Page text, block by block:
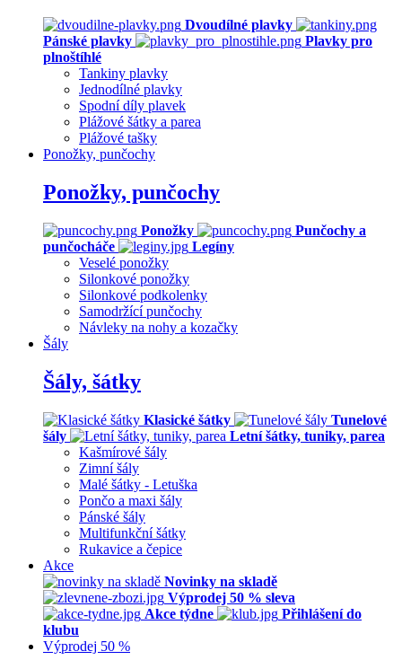
Dvoudílné plavky
Pánské plavky
Plavky pro
plnoštíhlé
Tankiny plavky
Jednodílné plavky
Spodní díly plavek
Plážové šátky a parea
Plážové tašky
Ponožky, punčochy
Ponožky, punčochy
Ponožky
Punčochy a
punčocháče
Legíny
Veselé ponožky
Silonkové ponožky
Silonkové podkolenky
Samodržící punčochy
Návleky na nohy a kozačky
Šály
Šály, šátky
Klasické šátky
Tunelové
šály
Letní šátky, tuniky, parea
Kašmírové šály
Zimní šály
Malé šátky - Letuška
Pončo a maxi šály
Pánské šály
Multifunkční šátky
Rukavice a čepice
Akce
Novinky na skladě
Výprodej 50 % sleva
Akce týdne
Přihlášení do
klubu
Výprodej 50 %